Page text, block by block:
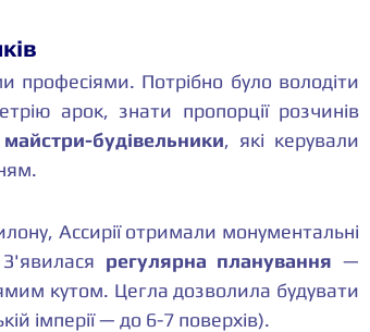
професіями. Потрібно було володіти
арок, знати пропорції розчинів
майстри-будівельники, які керували
Ассирії отримали монументальні
регулярна планування —
кутом. Цегла дозволила будувати
імперії — до 6-7 поверхів).